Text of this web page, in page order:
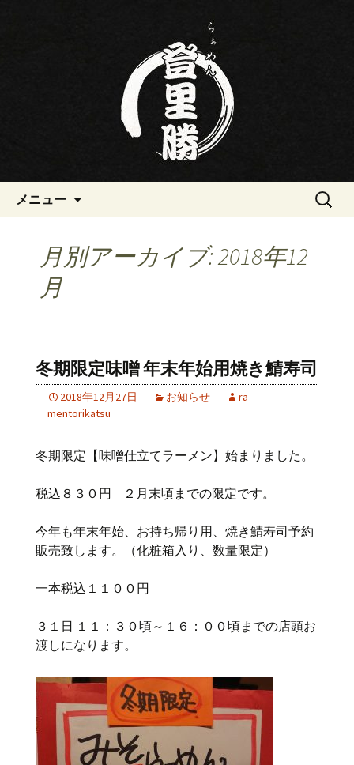
三重・桑名の寿司・ラーメン屋
らぁめん登里勝(とりかつ)のブ
ん登里勝(とりかつ)のブログです
メニュー
検
月別アーカイブ: 2018年12
月
冬期限定味噌 年末年始用焼き鯖寿司
2018年12月27日 お知らせ
ra-
mentorikatsu
冬期限定【味噌仕立てラーメン】始まりました。
税込８３０円 ２月末頃までの限定です。
今年も年末年始、お持ち帰り用、焼き鯖寿司予約
販売致します。（化粧箱入り、数量限定）
一本税込１１００円
３１日 １１：３０頃～１６：００頃までの店頭お
渡しになります。